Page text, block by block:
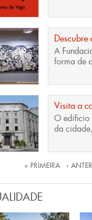
A
forma de
Visita a
O
da
« PRIMEIRA ‹